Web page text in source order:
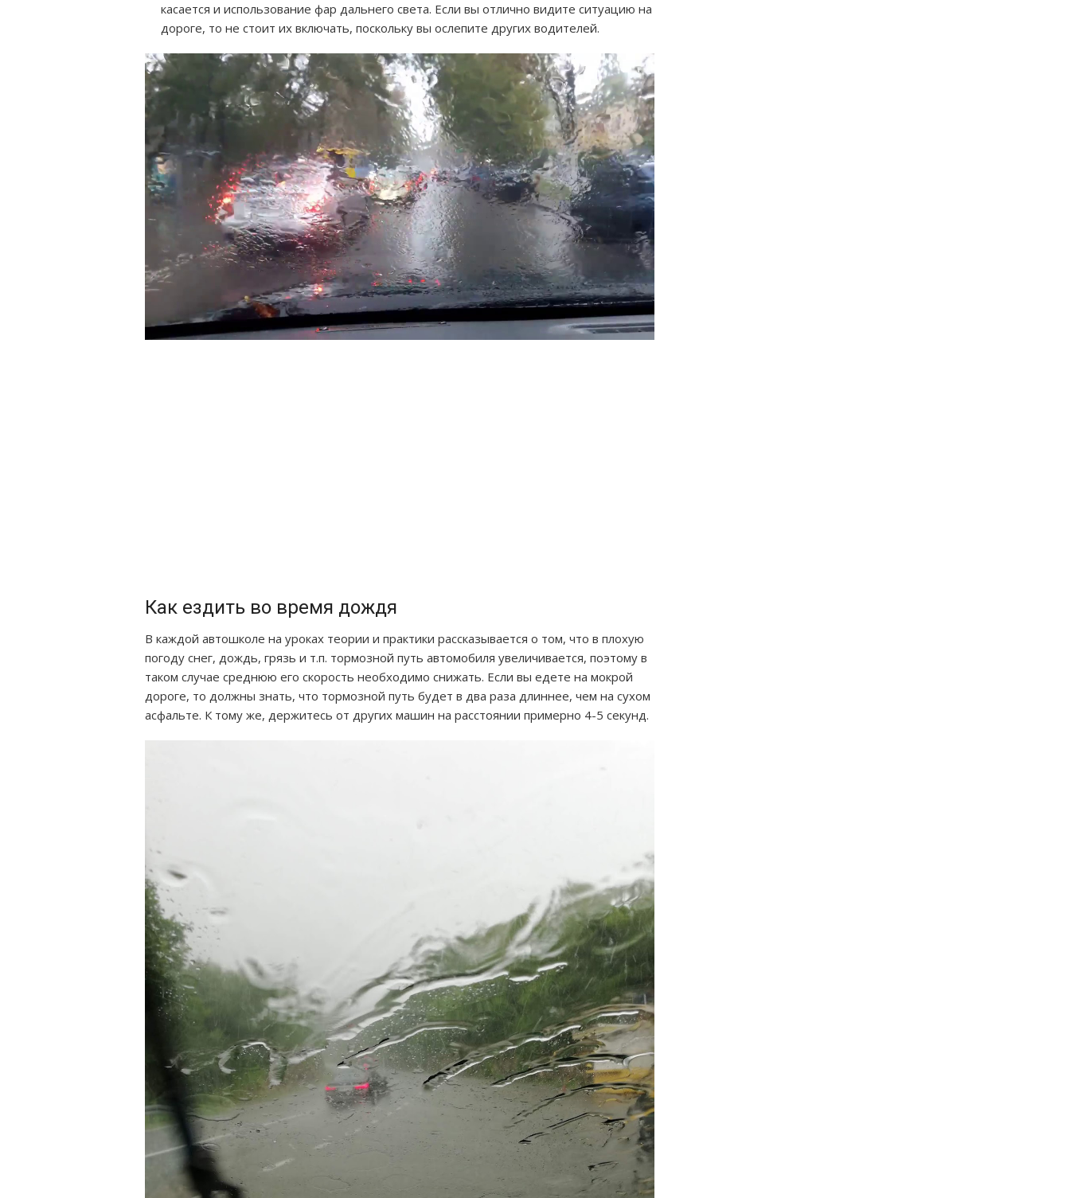
касается и использование фар дальнего света. Если вы отлично видите ситуацию на
дороге, то не стоит их включать, поскольку вы ослепите других водителей.
Как ездить во время дождя
В каждой автошколе на уроках теории и практики рассказывается о том, что в плохую
погоду снег, дождь, грязь и т.п. тормозной путь автомобиля увеличивается, поэтому в
таком случае среднюю его скорость необходимо снижать. Если вы едете на мокрой
дороге, то должны знать, что тормозной путь будет в два раза длиннее, чем на сухом
асфальте. К тому же, держитесь от других машин на расстоянии примерно 4-5 секунд.